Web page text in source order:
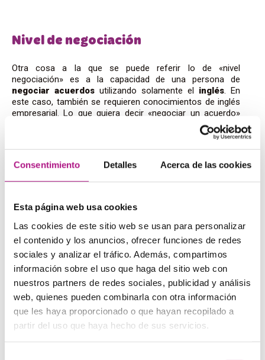
Consentimiento Detalles Acerca de las cookies
Esta página web usa cookies
Las cookies de este sitio web se usan para personalizar
el contenido y los anuncios, ofrecer funciones de redes
sociales y analizar el tráfico. Además, compartimos
información sobre el uso que haga del sitio web con
nuestros partners de redes sociales, publicidad y análisis
web, quienes pueden combinarla con otra información
que les haya proporcionado o que hayan recopilado a
partir del uso que haya hecho de sus servicios.
Nivel de negociación
Otra cosa a la que se puede referir lo de «nivel
negociación» es a la capacidad de una persona de
negociar acuerdos utilizando solamente el inglés . En
este caso, también se requieren conocimientos de inglés
empresarial. Lo que quiera decir «negociar un acuerdo»
varía, así que no hay una forma concreta de evaluar lo que
en inglés empresarial prácticamente
Asegúrate de averiguar exactamente qué es lo que están
pidiendo antes de decidir qué camino tomar, porque puede
específica
destinada al ámbito laboral, pero si tienes
necesidades muy concretas, quizás sea más interesante
que busques ungrupo reducidode gente con tus
mismas necesidades o un profesor particular. Incluso hay
muchas empresas que están empezando a contratar a
sus propios profesores para impartir la formación en la
oficina.
¿Cómo se consigue?